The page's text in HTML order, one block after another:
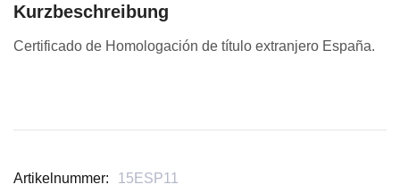
Kurzbeschreibung
Certificado de Homologación de título extranjero España.
Artikelnummer:
15ESP11